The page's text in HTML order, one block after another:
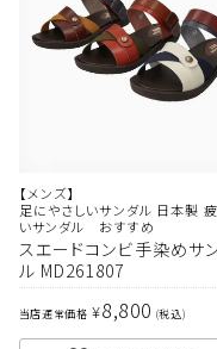
【メンズ】
足にやさしいサンダル 日本製
いサンダル おすすめ
スエードコンビ手染めサ
ル MD261807
当店通常価格 ¥8,800 税込